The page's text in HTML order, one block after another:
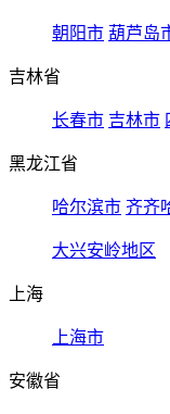
朝阳市 葫芦岛
吉林省
长春市 吉林市
黑龙江省
哈尔滨市 齐齐
大兴安岭地区
上海
上海市
安徽省